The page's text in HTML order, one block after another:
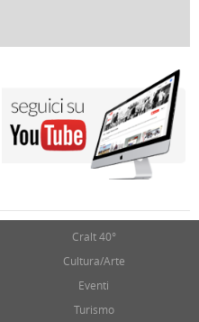
Cralt 40°
Cultura/Arte
Eventi
Turismo